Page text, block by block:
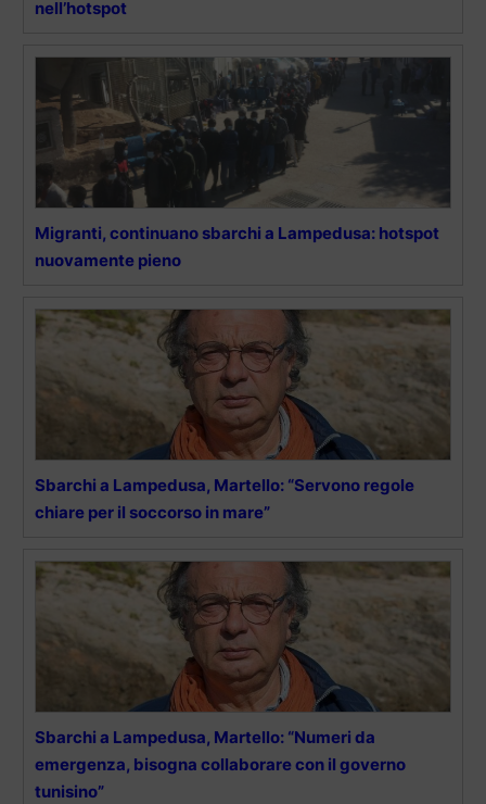
nell’hotspot
Migranti, continuano sbarchi a Lampedusa: hotspot
nuovamente pieno
Sbarchi a Lampedusa, Martello: “Servono regole
chiare per il soccorso in mare”
Sbarchi a Lampedusa, Martello: “Numeri da
emergenza, bisogna collaborare con il governo
tunisino”